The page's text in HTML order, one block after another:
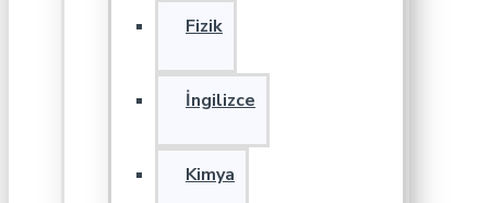
Fizik
İngilizce
Kimya